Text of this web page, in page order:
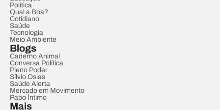
Política
Qual a Boa?
Cotidiano
Saúde
Tecnologia
Meio Ambiente
Blogs
Caderno Animal
Conversa Política
Pleno Poder
Sílvio Osias
Saúde Alerta
Mercado em Movimento
Papo Íntimo
Mais